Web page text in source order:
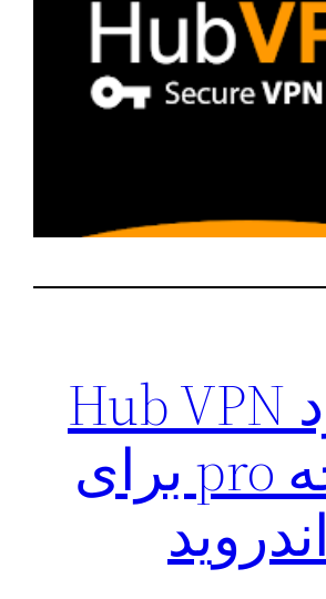
دانلود Hub VPN
نسخه pro برای
اندروید